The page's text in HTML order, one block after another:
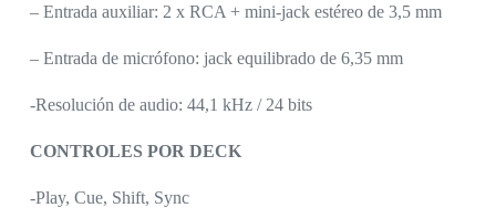
– Entrada auxiliar: 2 x RCA + mini-jack estéreo de 3,5 mm
– Entrada de micrófono: jack equilibrado de 6,35 mm
-Resolución de audio: 44,1 kHz / 24 bits
CONTROLES POR DECK
-Play, Cue, Shift, Sync